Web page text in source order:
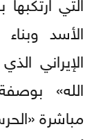
الأسد
الإيراني
الله»
مباشرة